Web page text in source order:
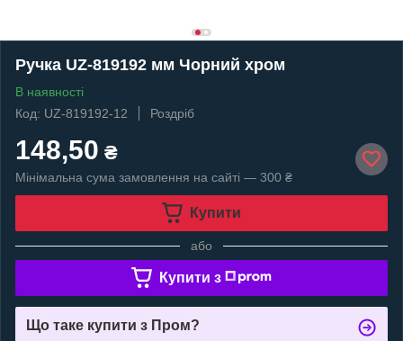
Ручка UZ-819192 мм Чорний хром
В наявності
Код: UZ-819192-12
Роздріб
148,50 ₴
Мінімальна сума замовлення на сайті — 300 ₴
Купити
або
Купити з
Що таке купити з Пром?